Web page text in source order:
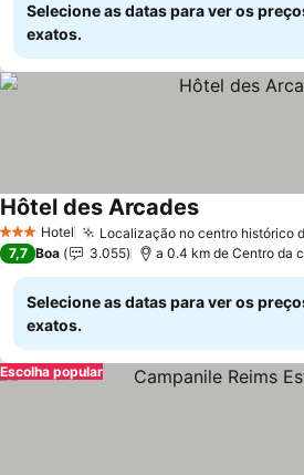
Selecione as datas para ver os
exatos.
3 EstrelasHotel Localização no centro histórico
Hôtel des Arcades
7,7 Boa 3.055 a 0.4 km de Centro da
Selecione as datas para ver os
exatos.
Escolha popular